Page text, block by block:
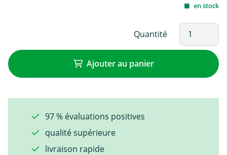
en stock
Quantité
Ajouter au panier
97 % évaluations positives
qualité supérieure
livraison rapide